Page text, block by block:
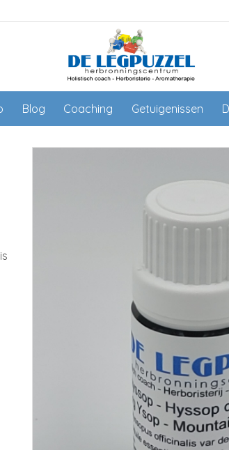
Blog Coaching Getuigenissen